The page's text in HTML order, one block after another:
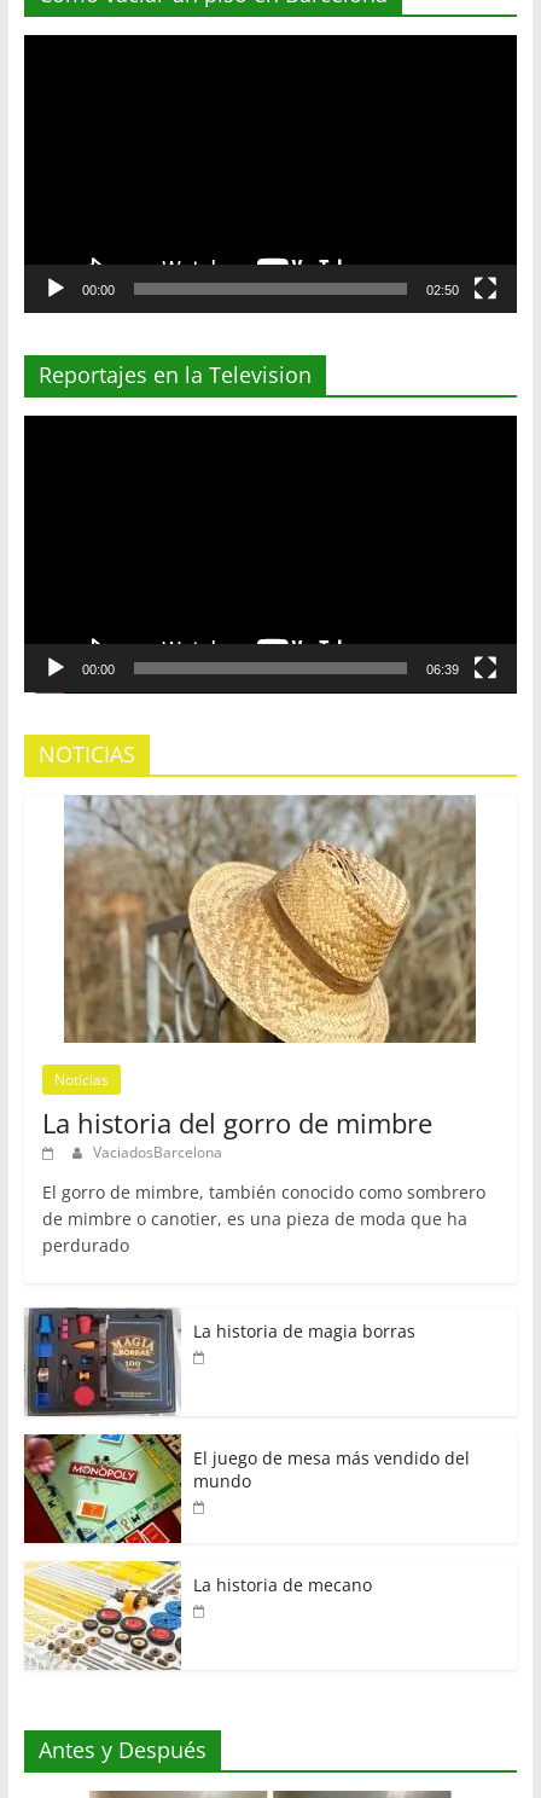
00:00 02:50
Reportajes en la Television
00:00 06:39
NOTICIAS
Noticias
La historia del gorro de mimbre
VaciadosBarcelona
El gorro de mimbre, también conocido como sombrero
de mimbre o canotier, es una pieza de moda que ha
perdurado
La historia de magia borras
El juego de mesa más vendido del
mundo
La historia de mecano
Antes y Después